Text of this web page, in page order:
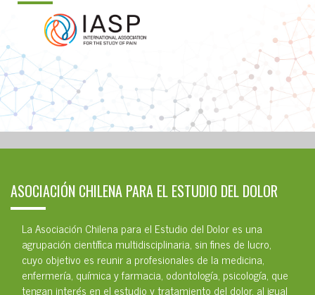
ASOCIACIÓN CHILENA PARA EL ESTUDIO DEL DOLOR
La Asociación Chilena para el Estudio del Dolor es una
agrupación científica multidisciplinaria, sin fines de lucro,
cuyo objetivo es reunir a profesionales de la medicina,
enfermería, química y farmacia, odontología, psicología, que
tengan interés en el estudio y tratamiento del dolor, al igual